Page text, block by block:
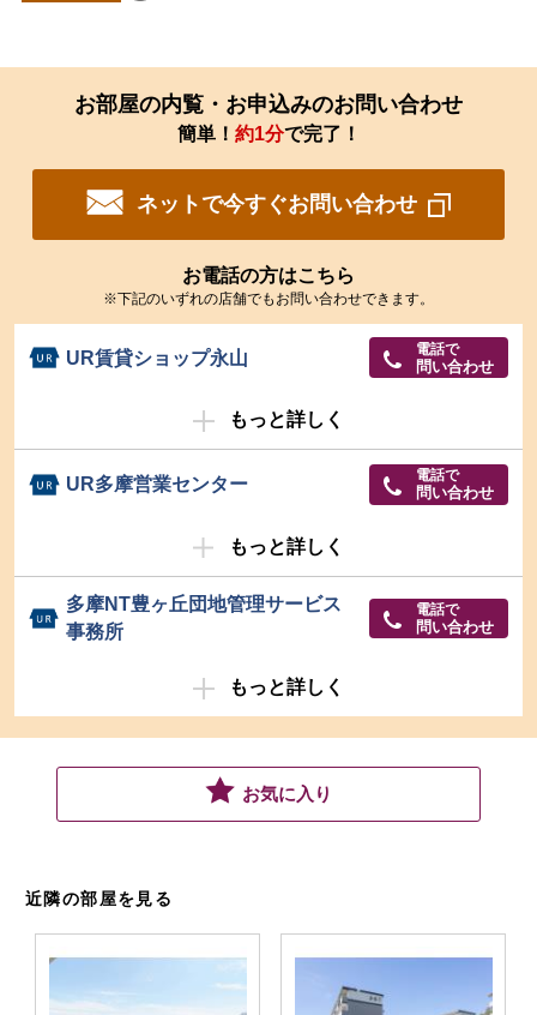
お部屋の内覧・お申込みのお問い合わせ
簡単！ 約1分で完了！
ネットで今すぐお問い合わせ
お電話の方はこちら
※下記のいずれの店舗でもお問い合わせできます。
UR賃貸ショップ永山 電話で
問い合わせ
もっと詳しく
UR多摩営業センター 電話で
問い合わせ
もっと詳しく
多摩NT豊ヶ丘団地管理サービス
事務所
電話で
問い合わせ
もっと詳しく
お気に入り
近隣の部屋を見る